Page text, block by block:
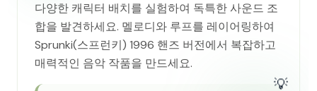
다양한 캐릭터 배치를 실험하여 독특한 사운드 조
합을 발견하세요. 멜로디와 루프를 레이어링하여
Sprunki(스프런키) 1996 핸즈 버전에서 복잡하고
매력적인 음악 작품을 만드세요.
💡